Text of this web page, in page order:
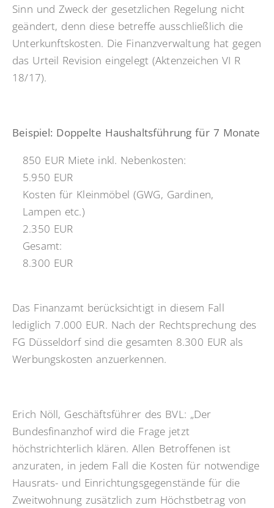
Sinn und Zweck der gesetzlichen Regelung nicht
geändert, denn diese betreffe ausschließlich die
Unterkunftskosten. Die Finanzverwaltung hat gegen
das Urteil Revision eingelegt (Aktenzeichen VI R
18/17).
Beispiel: Doppelte Haushaltsführung für 7 Monate
850 EUR Miete inkl. Nebenkosten:
5.950 EUR
Kosten für Kleinmöbel (GWG, Gardinen,
Lampen etc.)
2.350 EUR
Gesamt:
8.300 EUR
Das Finanzamt berücksichtigt in diesem Fall
lediglich 7.000 EUR. Nach der Rechtsprechung des
FG Düsseldorf sind die gesamten 8.300 EUR als
Werbungskosten anzuerkennen.
Erich Nöll, Geschäftsführer des BVL: „Der
Bundesfinanzhof wird die Frage jetzt
höchstrichterlich klären. Allen Betroffenen ist
anzuraten, in jedem Fall die Kosten für notwendige
Hausrats- und Einrichtungsgegenstände für die
Zweitwohnung zusätzlich zum Höchstbetrag von